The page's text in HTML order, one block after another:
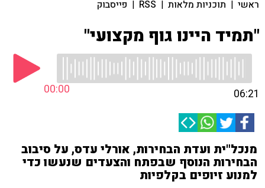
ראשי | תוכניות מלאות |
RSS
| פייסבוק
"תמיד היינו גוף מקצועי"
00:00 06:21
מנכל"ית ועדת הבחירות, אורלי עדס, על סיבוב
הבחירות הנוסף שבפתח והצעדים שנעשו כדי
למנוע זיופים בקלפיות